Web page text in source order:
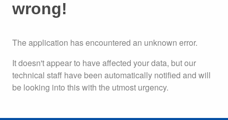
wrong!
The application has encountered an unknown error.
It doesn't appear to have affected your data, but our
technical staff have been automatically notified and will
be looking into this with the utmost urgency.